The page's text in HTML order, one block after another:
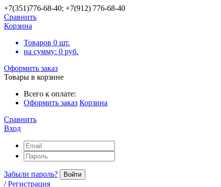
+7(351)776-68-40; +7(912) 776-68-40
Сравнить
Корзина
Товаров 0 шт.
на сумму: 0 руб.
Оформить заказ
Товары в корзине
Всего к оплате:
Оформить заказ Корзина
Сравнить
Вход
Забыли пароль? Войти
/ Регистрация